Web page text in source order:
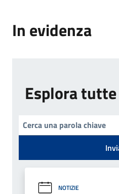
In evidenza
Esplora
NOTIZIE